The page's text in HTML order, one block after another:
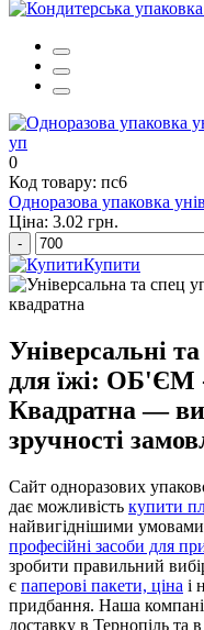
замовити одноразові
одноразова упаковка
0
Код товару: пс6
Одноразова упаковка
Ціна: 3.02 грн.
-
Купити
Універсальні
для їжі: ОБ'ЄМ
Квадратна —
зручності
Сайт одноразових
дає можливість купити
найвигіднішими
професійні засоби для
зробити правильний
є паперові пакети, ціна і
придбання. Наша
доставку в Тернопіль та